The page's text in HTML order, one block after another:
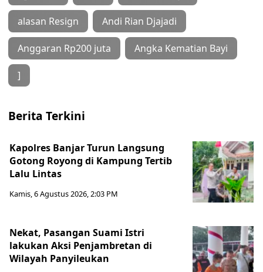
alasan Resign Andi Rian Djajadi
Anggaran Rp200 juta Angka Kematian Bayi
]
Berita Terkini
Kapolres Banjar Turun Langsung
Gotong Royong di Kampung Tertib
Lalu Lintas
Kamis, 6 Agustus 2026, 2:03 PM
Nekat, Pasangan Suami Istri
lakukan Aksi Penjambretan di
Wilayah Panyileukan